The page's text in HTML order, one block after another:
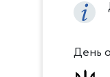
День